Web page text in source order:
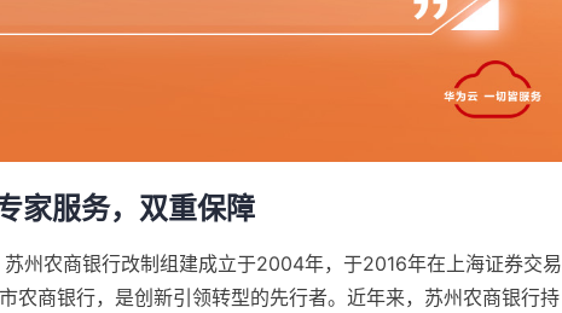
家服务，双重保障
州农商银行改制组建成立于2004年，于2016年在上海证券交易
农商银行，是创新引领转型的先行者。近年来，苏州农商银行持